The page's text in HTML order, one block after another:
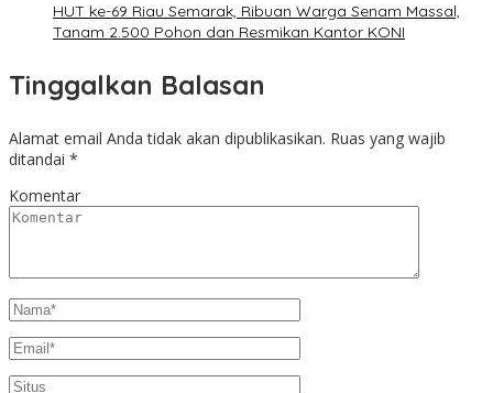
HUT ke-69 Riau Semarak, Ribuan Warga Senam Massal,
Tanam 2.500 Pohon dan Resmikan Kantor KONI
Tinggalkan Balasan
Alamat email Anda tidak akan dipublikasikan. Ruas yang wajib
ditandai *
Komentar